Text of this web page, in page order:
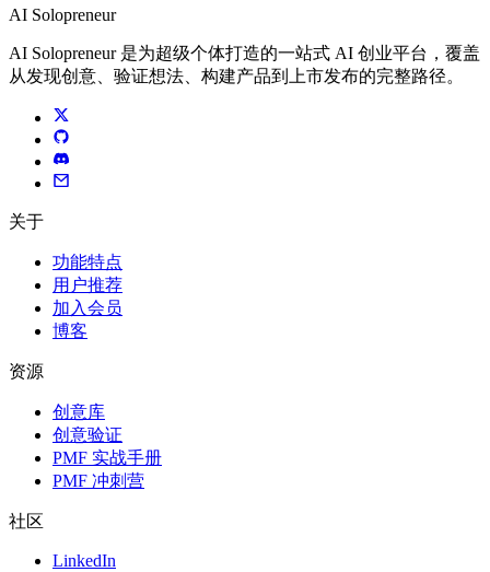
AI Solopreneur
AI Solopreneur 是为超级个体打造的一站式 AI 创业平台，覆盖
从发现创意、验证想法、构建产品到上市发布的完整路径。
关于
功能特点
用户推荐
加入会员
博客
资源
创意库
创意验证
PMF 实战手册
PMF 冲刺营
社区
LinkedIn